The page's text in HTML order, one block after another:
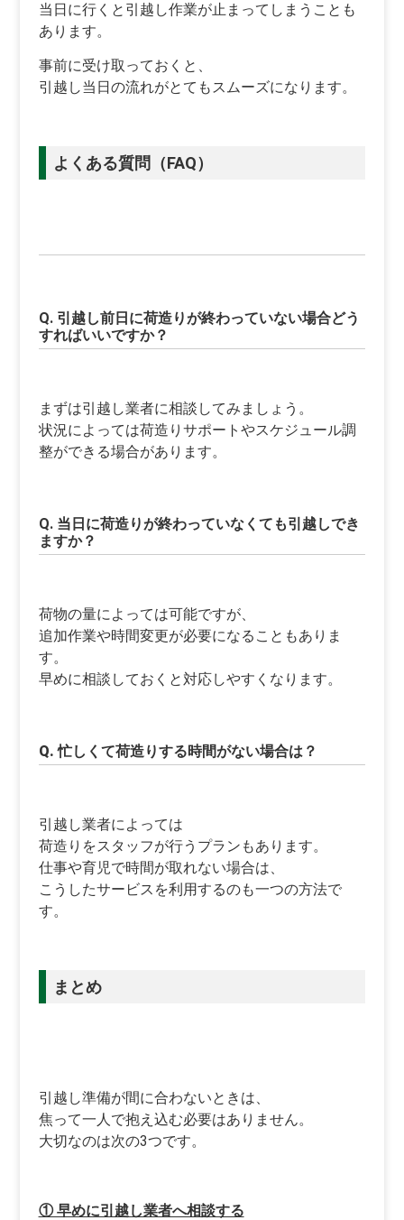
当日に行くと引越し作業が止まってしまうことも
あります。
事前に受け取っておくと、
引越し当日の流れがとてもスムーズになります。
よくある質問（FAQ）
Q. 引越し前日に荷造りが終わっていない場合どう
すればいいですか？
まずは引越し業者に相談してみましょう。
状況によっては荷造りサポートやスケジュール調
整ができる場合があります。
Q. 当日に荷造りが終わっていなくても引越しでき
ますか？
荷物の量によっては可能ですが、
追加作業や時間変更が必要になることもありま
す。
早めに相談しておくと対応しやすくなります。
Q. 忙しくて荷造りする時間がない場合は？
引越し業者によっては
荷造りをスタッフが行うプランもあります。
仕事や育児で時間が取れない場合は、
こうしたサービスを利用するのも一つの方法で
す。
まとめ
引越し準備が間に合わないときは、
焦って一人で抱え込む必要はありません。
大切なのは次の3つです。
① 早めに引越し業者へ相談する